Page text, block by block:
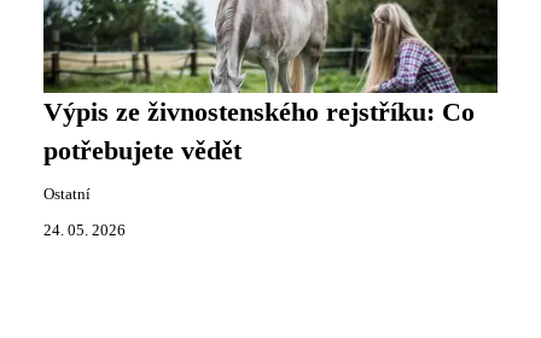
Výpis ze živnostenského rejstříku: Co
potřebujete vědět
Ostatní
24. 05. 2026